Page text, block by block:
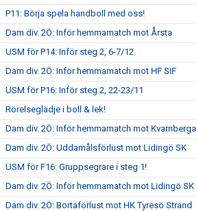
P11: Börja spela handboll med oss!
Dam div. 2Ö: Inför hemmamatch mot Årsta
USM för P14: Inför steg 2, 6-7/12
Dam div. 2Ö: Inför hemmamatch mot HF SIF
USM för P16: Inför steg 2, 22-23/11
Rörelseglädje i boll & lek!
Dam div. 2Ö: Inför hemmamatch mot Kvarnberga
Dam div. 2Ö: Uddamålsförlust mot Lidingö SK
USM för F16: Gruppsegrare i steg 1!
Dam div. 2Ö: Inför hemmamatch mot Lidingö SK
Dam div. 2Ö: Bortaförlust mot HK Tyresö Strand